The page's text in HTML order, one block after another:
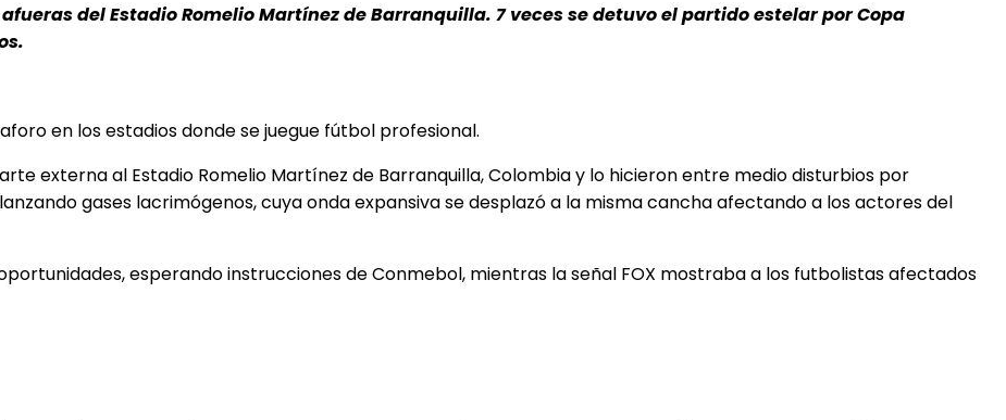
del Estadio Romelio Martínez de Barranquilla. 7 veces se detuvo el partido estelar por Copa
en los estadios donde se juegue fútbol profesional.
externa al Estadio Romelio Martínez de Barranquilla, Colombia y lo hicieron entre medio disturbios por
gases lacrimógenos, cuya onda expansiva se desplazó a la misma cancha afectando a los actores del
esperando instrucciones de Conmebol, mientras la señal FOX mostraba a los futbolistas afectados